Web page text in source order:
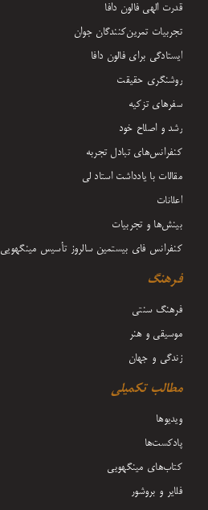
قدرت الهی فالون دافا
تجربیات تمرین‌کنندگان جوان
ایستادگی برای فالون دافا
روشنگری حقیقت
سفرهای تزکیه
رشد و اصلاح خود
کنفرانس‌های تبادل تجربه
مقالات با یادداشت‌ استاد لی
اعلانات
بینش‌ها و تجربیات
کنفرانس فای بیستمین سالروز تأسیس مینگهویی
فرهنگ
فرهنگ سنتی
موسیقی و هنر
زندگی و جهان
مطالب تکمیلی
ویدیوها
پادکست‌ها
کتاب‌های مینگهویی
فلایر و بروشور